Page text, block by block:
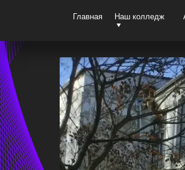
Главная Наш колледж